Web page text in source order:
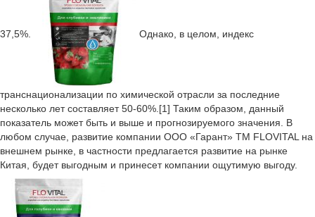
37,5%. Однако, в целом, индекс
транснационализации по химической отрасли за последние
несколько лет составляет 50-60%.[1] Таким образом, данный
показатель может быть и выше и прогнозируемого значения. В
любом случае, развитие компании ООО «Гарант» ТМ FLOVITAL на
внешнем рынке, в частности предлагается развитие на рынке
Китая, будет выгодным и принесет компании ощутимую выгоду.